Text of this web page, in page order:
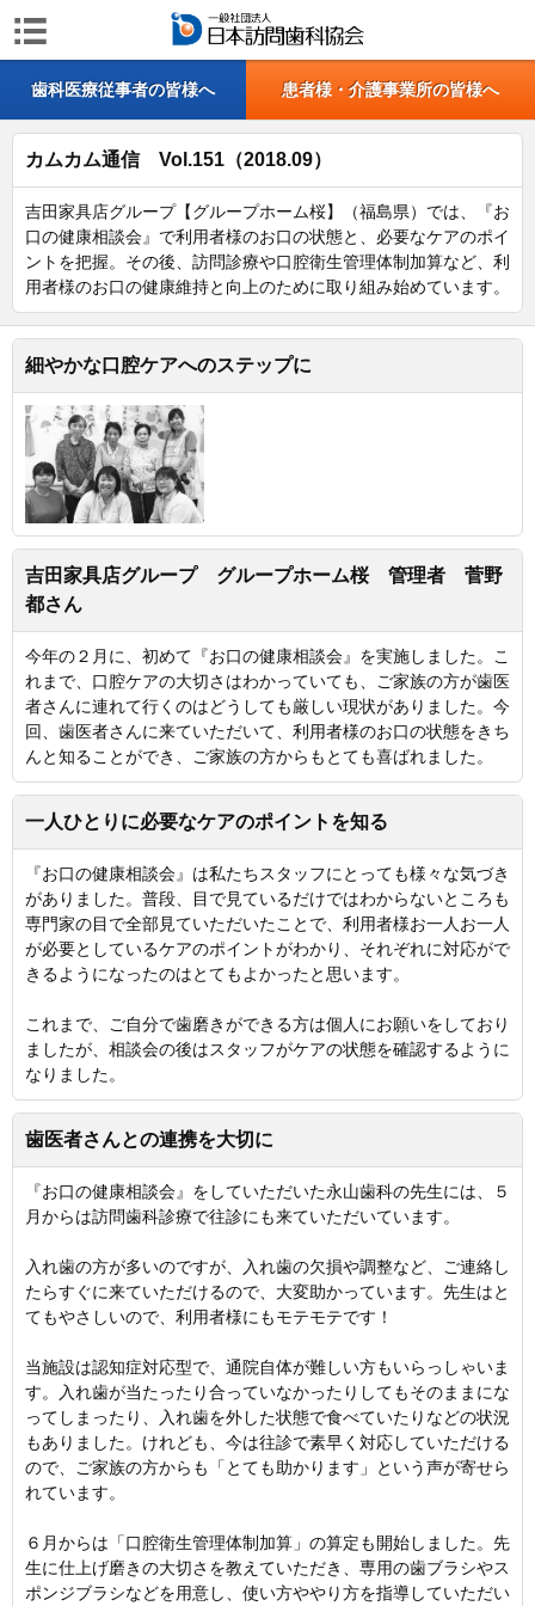
歯科医療従事者の皆様へ 患者様・介護事業所の皆様へ
カムカム通信 Vol.151（2018.09）
吉田家具店グループ【グループホーム桜】（福島県）では、『お
口の健康相談会』で利用者様のお口の状態と、必要なケアのポイ
ントを把握。その後、訪問診療や口腔衛生管理体制加算など、利
用者様のお口の健康維持と向上のために取り組み始めています。
細やかな口腔ケアへのステップに
吉田家具店グループ グループホーム桜 管理者 菅野
都さん
今年の２月に、初めて『お口の健康相談会』を実施しました。こ
れまで、口腔ケアの大切さはわかっていても、ご家族の方が歯医
者さんに連れて行くのはどうしても厳しい現状がありました。今
回、歯医者さんに来ていただいて、利用者様のお口の状態をきち
んと知ることができ、ご家族の方からもとても喜ばれました。
一人ひとりに必要なケアのポイントを知る
『お口の健康相談会』は私たちスタッフにとっても様々な気づき
がありました。普段、目で見ているだけではわからないところも
専門家の目で全部見ていただいたことで、利用者様お一人お一人
が必要としているケアのポイントがわかり、それぞれに対応がで
きるようになったのはとてもよかったと思います。
これまで、ご自分で歯磨きができる方は個人にお願いをしており
ましたが、相談会の後はスタッフがケアの状態を確認するように
なりました。
歯医者さんとの連携を大切に
『お口の健康相談会』をしていただいた永山歯科の先生には、５
月からは訪問歯科診療で往診にも来ていただいています。
入れ歯の方が多いのですが、入れ歯の欠損や調整など、ご連絡し
たらすぐに来ていただけるので、大変助かっています。先生はと
てもやさしいので、利用者様にもモテモテです！
当施設は認知症対応型で、通院自体が難しい方もいらっしゃいま
す。入れ歯が当たったり合っていなかったりしてもそのままにな
ってしまったり、入れ歯を外した状態で食べていたりなどの状況
もありました。けれども、今は往診で素早く対応していただける
ので、ご家族の方からも「とても助かります」という声が寄せら
れています。
６月からは「口腔衛生管理体制加算」の算定も開始しました。先
生に仕上げ磨きの大切さを教えていただき、専用の歯ブラシやス
ポンジブラシなどを用意し、使い方ややり方を指導していただい